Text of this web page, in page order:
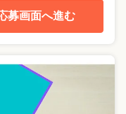
募画面へ進む